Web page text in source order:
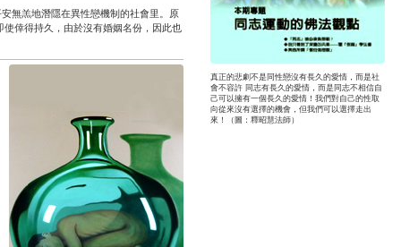
真正的悲劇不是同性戀沒有長久的愛情，而是社
會不容許 同志有長久的愛情，而是同志不相信自
己可以擁有一個長久的愛情！我們對自己的性取
向從來沒有選擇的機會，但我們可以選擇走出
來！（圖：釋昭慧法師）
無羔地潛隱在異性戀機制的社會里。原
倖得持久，由於沒有婚姻名份，因此也